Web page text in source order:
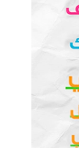
الأسبوع